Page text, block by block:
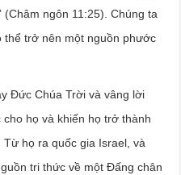
ngôn 11:25). Chúng ta
trở nên một nguồn phước
Đức Chúa Trời và vâng lời
họ và khiến họ trở thành
họ ra quốc gia Israel, và
tri thức về một Đấng chân